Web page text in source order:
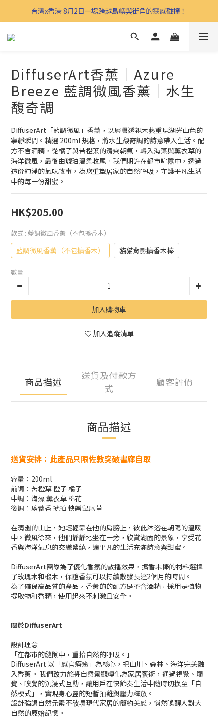
台灣x香港 8月2日一場跨越島嶼與街角的靈感碰撞！
DiffuserArt香薰｜Azure
Breeze 藍調微風香薰｜水生
馥奇調
DiffuserArt「藍調微風」香薰，以層疊透視木藝重現湖光山色的
寧靜瞬間。精選 200ml 規格，將水生馥奇調的詩意帶入生活。配
方不含酒精，從橘子與苦橙葉的清爽朝氣，轉入海藻與薰衣草的
海洋微風，最後由琥珀溫柔收尾。我們期許在都市喧囂中，透過
這份純淨的氣味敘事，為您重塑居家的自然呼吸，守護平凡生活
中的每一份甜蜜。
HK$205.00
款式 : 藍調微風香薰（不包擴香木）
藍調微風香薰（不包擴香木） 貓貓背影擴香木棒
數量
加入購物車
加入追蹤清單
商品描述
送貨及付款方
式
顧客評價
商品描述
送貨安排：此產品只限佐敦突破書廊自取
容量：200ml
前調：苦橙葉 橙子 橘子
中調：海藻 薰衣草 棉花
後調：廣藿香 琥珀 快樂鼠尾草
在清幽的山上，她輕輕靠在他的肩膀上，彼此沐浴在朝陽的溫暖
中。微風徐來，他們靜靜地坐在一旁，欣賞湖面的景象，享受花
香與海洋氣息的交織縈繞，讓平凡的生活充滿詩意與甜蜜。
DiffuserArt團隊為了優化香氛的散播效果，擴香木棒的材料選擇
了玫瑰木和椴木，保證香氛可以持續散發長達2個月的時間。
為了確保高品質的產品，香薰的的配方是不含酒精，採用是植物
提取物和香精，使用起來不刺激且安全。
關於DiffuserArt
設計理念
「在都市的縫隙中，重拾自然的呼吸。」
DiffuserArt 以「感官療癒」為核心，把山川、森林、海洋完美融
入香薰。 我們致力於將自然景觀轉化為家居藝術，通過視覺、觸
覺、嗅覺的沉浸式互動，讓用戶在快節奏生活中隨時切換至「自
然模式」，實現身心靈的短暫抽離與壓力釋放。
設計強調自然元素不破壞現代家居的簡約美感，悄然喚醒人對大
自然的原始記憶。